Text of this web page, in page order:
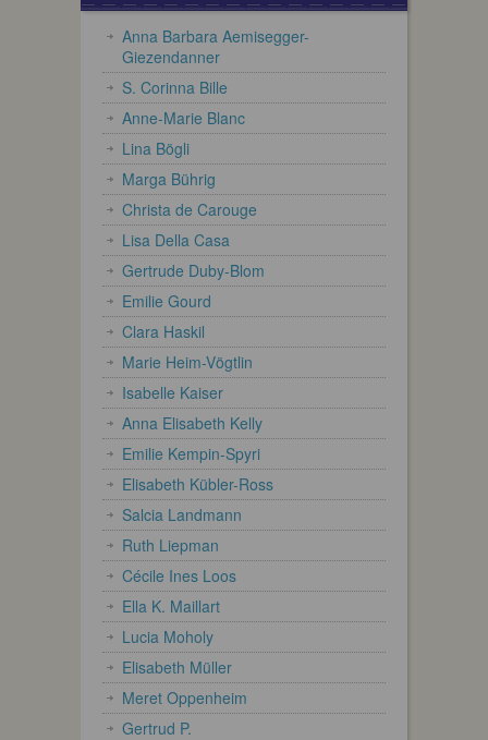
Anna Barbara Aemisegger-
Giezendanner
S. Corinna Bille
Anne-Marie Blanc
Lina Bögli
Marga Bührig
Christa de Carouge
Lisa Della Casa
Gertrude Duby-Blom
Emilie Gourd
Clara Haskil
Marie Heim-Vögtlin
Isabelle Kaiser
Anna Elisabeth Kelly
Emilie Kempin-Spyri
Elisabeth Kübler-Ross
Salcia Landmann
Ruth Liepman
Cécile Ines Loos
Ella K. Maillart
Lucia Moholy
Elisabeth Müller
Meret Oppenheim
Gertrud P.